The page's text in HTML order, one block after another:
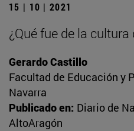
15 | 10 | 2021
¿Qué fue de la cultura
Gerardo Castillo
Facultad de Educación y
Navarra
Publicado en: Diario de
AltoAragón